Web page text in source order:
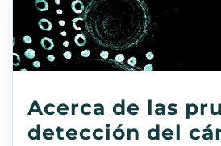
Acerca de las
detección del